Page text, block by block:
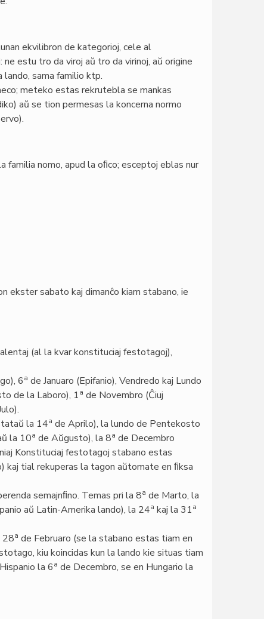
ekvilibron de kategorioj, cele al
estu tro da viroj aŭ tro da virinoj, aŭ origine
sama familio ktp.
meteko estas rekrutebla se mankas
aŭ se tion permesas la koncerna normo
familia nomo, apud la oﬁco; esceptoj eblas nur
ekster sabato kaj dimanĉo kiam stabano, ie
(al la kvar konstituciaj festotagoj),
6a de Januaro (Epifanio), Vendredo kaj Lundo
de la Laboro), 1a de Novembro (Ĉiuj
la 14a de Aprilo), la lundo de Pentekosto
la 10a de Aŭgusto), la 8a de Decembro
Konstituciaj festotagoj stabano estas
kaj tial rekuperas la tagon aŭtomate en ﬁksa
semajnﬁno. Temas pri la 8a de Marto, la
aŭ Latin-Amerika lando), la 24a kaj la 31a
28a de Februaro (se la stabano estas tiam en
kiu koincidas kun la lando kie situas tiam
la 6a de Decembro, se en Hungario la